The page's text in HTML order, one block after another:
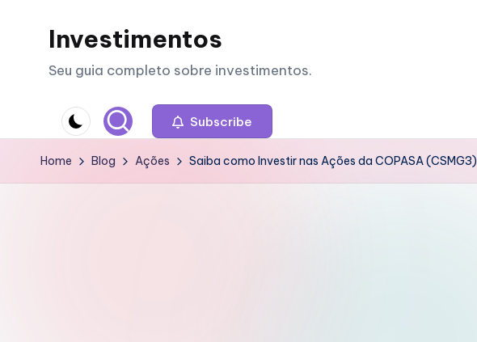
Investimentos
Seu guia completo sobre investimentos.
Subscribe
Home Blog Ações Saiba como Investir nas Ações da COPASA (CSMG3)